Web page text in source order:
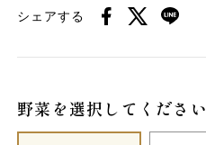
シェアする
野菜を選択してください